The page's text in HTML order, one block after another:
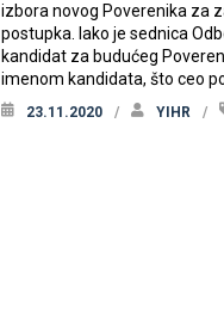
izbora novog Poverenika za
postupka. Iako je sednica
kandidat za budućeg
imenom kandidata, što ceo
23.11.2020 YIHR